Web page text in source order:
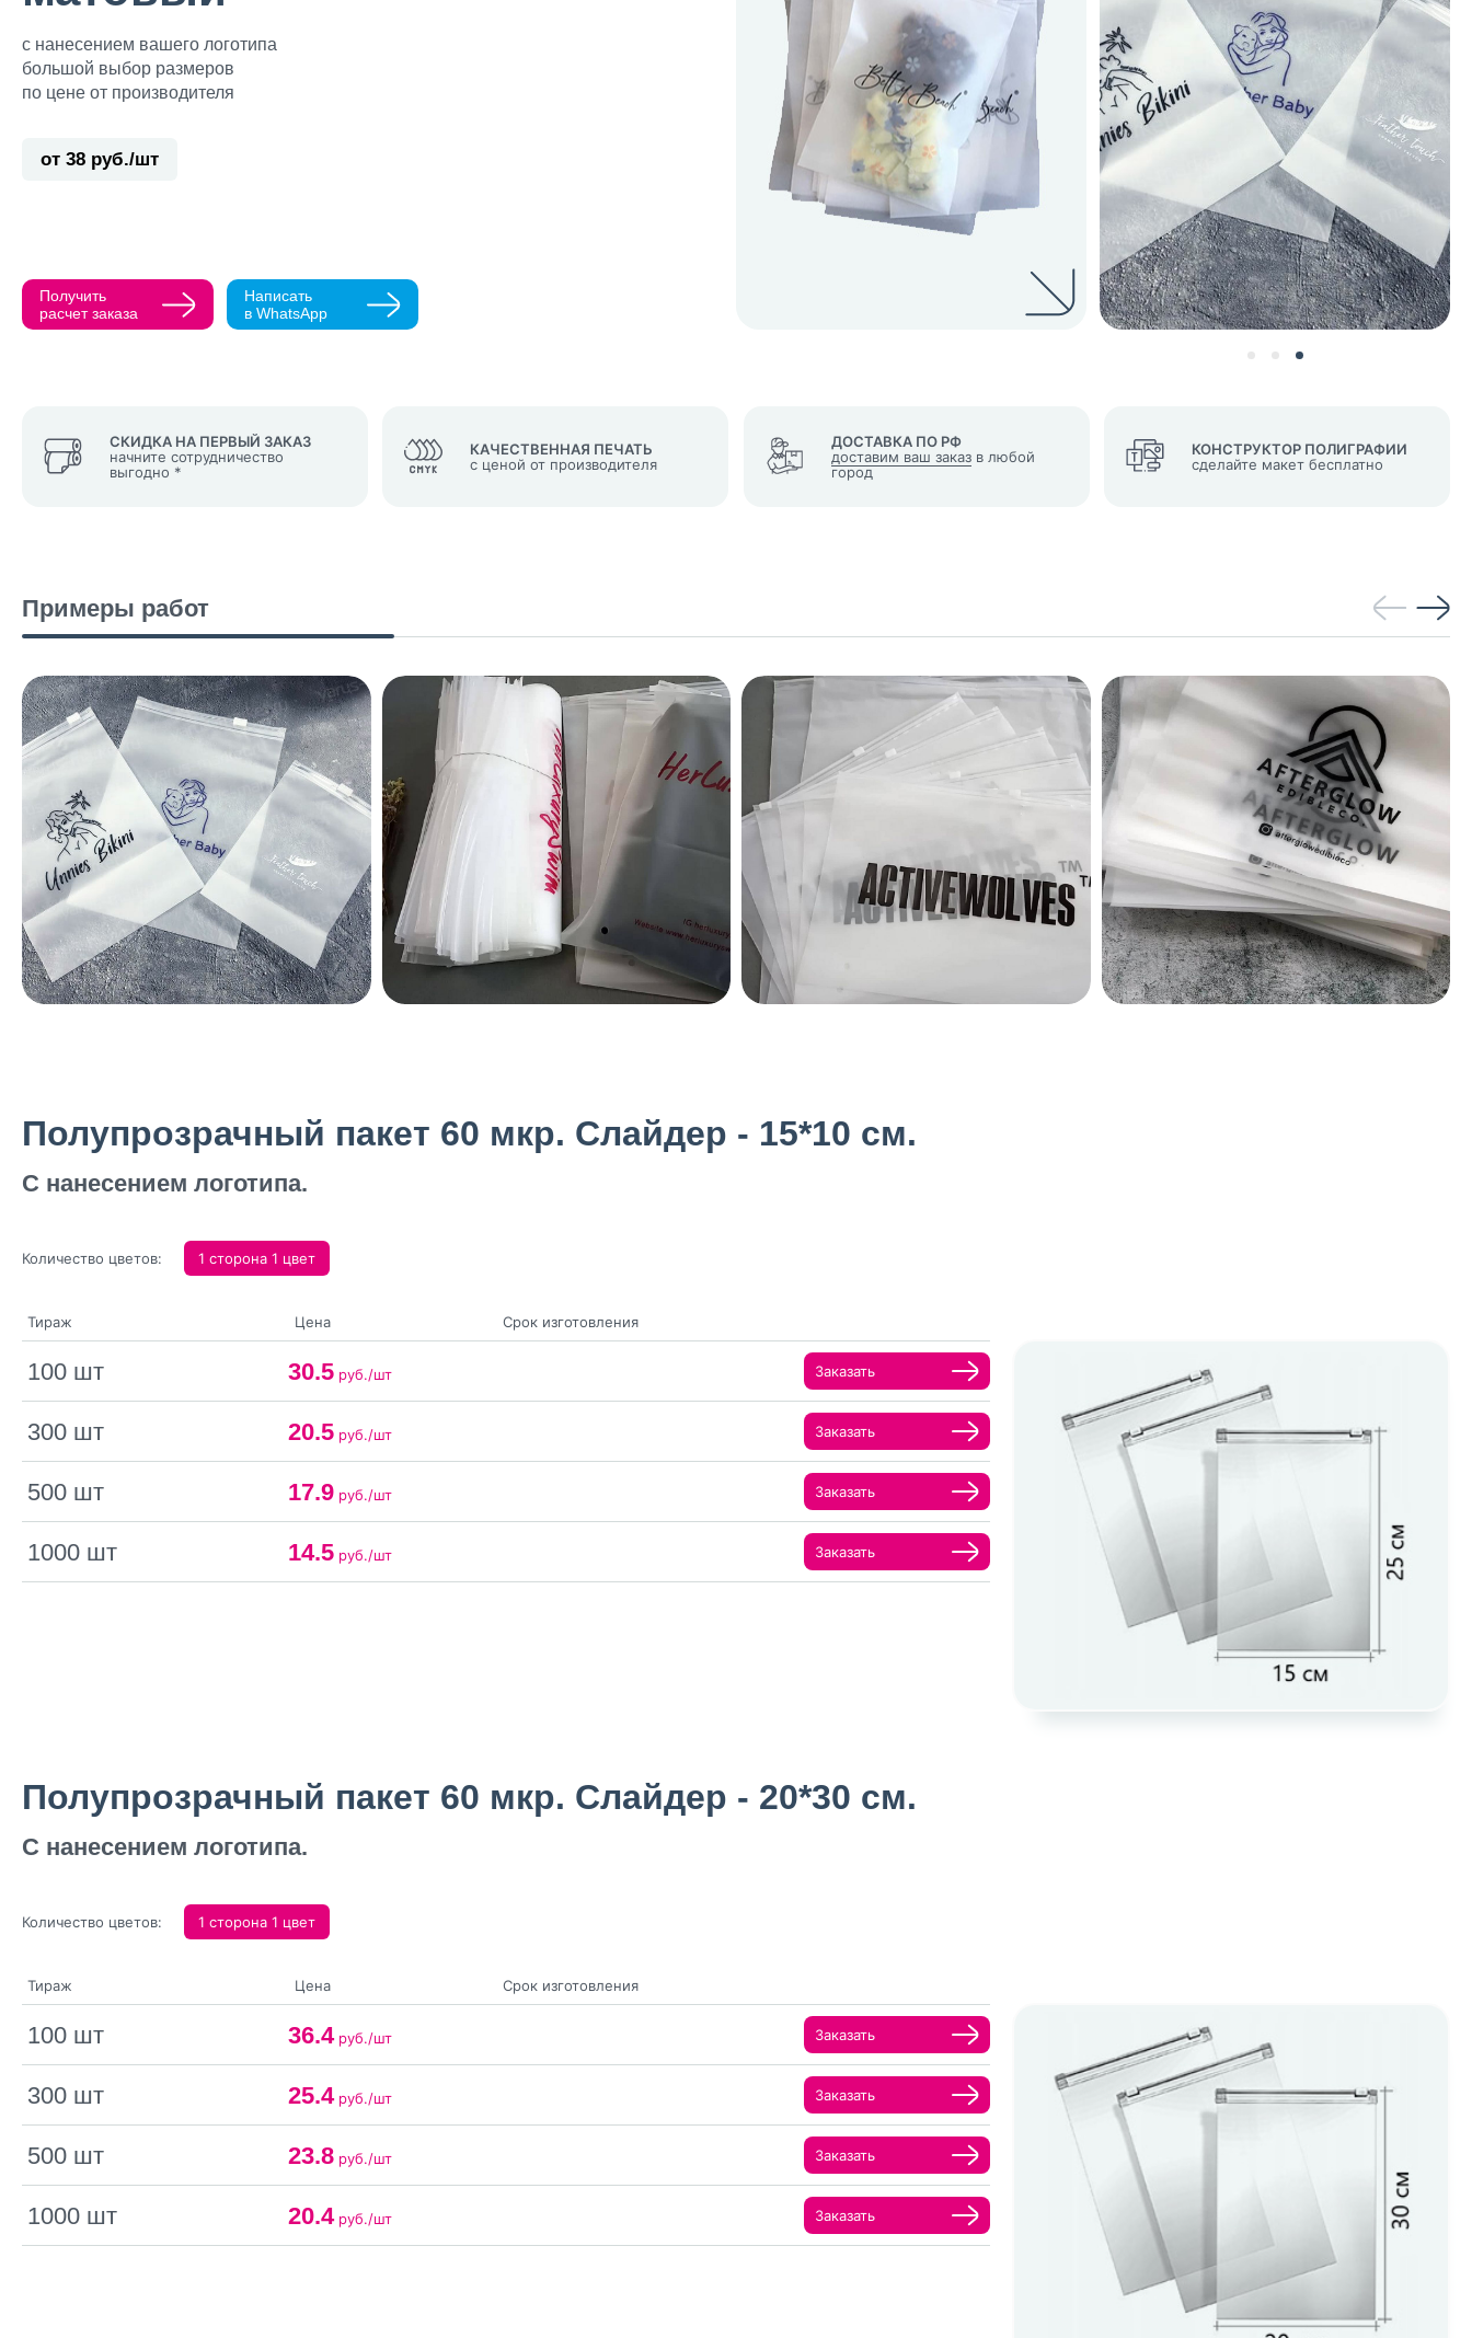
с нанесением вашего логотипа
большой выбор размеров
по цене от производителя
от 38 руб./шт
Получить
расчет заказа
Написать
в WhatsApp
СКИДКА НА ПЕРВЫЙ ЗАКАЗ
начните сотрудничество
выгодно *
КАЧЕСТВЕННАЯ ПЕЧАТЬ
с ценой от производителя
ДОСТАВКА ПО РФ
доставим ваш заказв любой
город
КОНСТРУКТОР ПОЛИГРАФИИ
сделайте макет бесплатно
Примеры работ
Полупрозрачный пакет 60 мкр. Слайдер - 15*10 см.
С нанесением логотипа.
Количество цветов: 1 сторона 1 цвет
Тираж Цена Срок изготовления
100 шт 30.5 руб./шт Заказать
300 шт 20.5 руб./шт Заказать
500 шт 17.9 руб./шт Заказать
1000 шт 14.5 руб./шт Заказать
Полупрозрачный пакет 60 мкр. Слайдер - 20*30 см.
С нанесением логотипа.
Количество цветов: 1 сторона 1 цвет
Тираж Цена Срок изготовления
100 шт 36.4руб./шт Заказать
300 шт 25.4руб./шт Заказать
500 шт 23.8 руб./шт Заказать
1000 шт 20.4руб./шт Заказать
Нажимая кнопку "Оставить заявку", я даю согласие на
обработку персональных данных и согласие с
политикой конфиденциальности